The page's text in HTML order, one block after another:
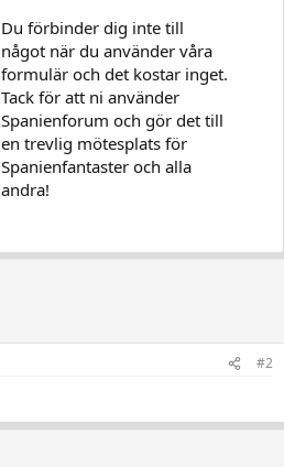
Du förbinder dig inte till
något när du använder våra
formulär och det kostar inget.
Tack för att ni använder
Spanienforum och gör det till
en trevlig mötesplats för
Spanienfantaster och alla
andra!
#2